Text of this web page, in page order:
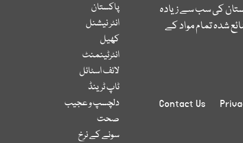
کی سب سے زیادہ
شدہ تمام مواد کے
Contact Us
پاکستان
انٹر نیشنل
کھیل
انٹرٹینمنٹ
لائف اسٹائل
ٹاپ ٹرینڈ
دلچسپ و عجیب
صحت
سونے کے نرخ